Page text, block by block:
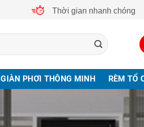
Thời gian nhanh chóng
GIÀN PHƠI THÔNG MINH RÈM TỔ